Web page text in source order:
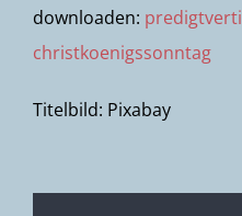
downloaden:
christkoenigssonntag
Titelbild: Pixabay